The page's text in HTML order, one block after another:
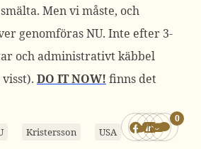
Men vi måste, och
genomföras NU. Inte efter 3-
och administrativt käbbel
DO IT NOW! finns det
Kristersson USA
0